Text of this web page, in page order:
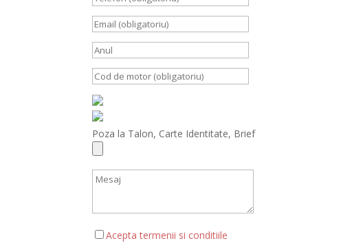
Poza la Talon, Carte Identitate, Brief
Acepta termenii si conditiile